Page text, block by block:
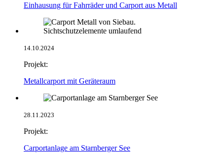
Einhausung für Fahrräder und Carport aus Metall
14.10.2024
Projekt:
Metallcarport mit Geräteraum
28.11.2023
Projekt:
Carportanlage am Starnberger See